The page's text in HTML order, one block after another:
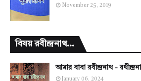
November 25, 2019
বিষয় রবীন্দ্রনাথ...
আমার বাবা রবীন্দ্রনাথ -
January 06, 2024